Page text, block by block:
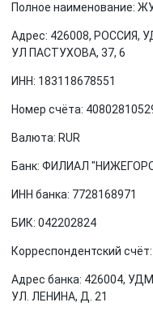
Полное наименование:
Адрес: 426008,
УЛ ПАСТУХОВА, 37, 6
ИНН: 183118678551
Номер счёта:
Валюта: RUR
Банк: ФИЛИАЛ
ИНН банка: 7728168971
БИК: 042202824
Корреспондентский
Адрес банка: 426004,
УЛ. ЛЕНИНА, Д. 21